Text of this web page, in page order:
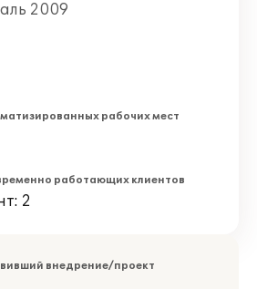
2009
рабочих мест
работающих клиентов
2
внедрение/проект